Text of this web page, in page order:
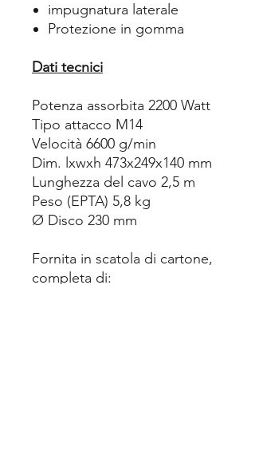
impugnatura laterale
Protezione in gomma
Dati tecnici
Potenza assorbita 2200 Watt
Tipo attacco M14
Velocità 6600 g/min
Dim. lxwxh 473x249x140 mm
Lunghezza del cavo 2,5 m
Peso (EPTA) 5,8 kg
Ø Disco 230 mm
Fornita in scatola di cartone,
completa di: